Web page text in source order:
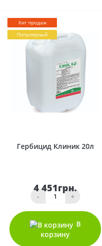
Хит продаж
Популярный
Гербицид Клиник 20л
4 451грн.
- +
В
корзину